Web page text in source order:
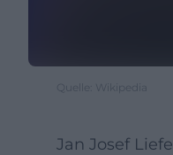
Quelle: Wikipedia
Jan Josef